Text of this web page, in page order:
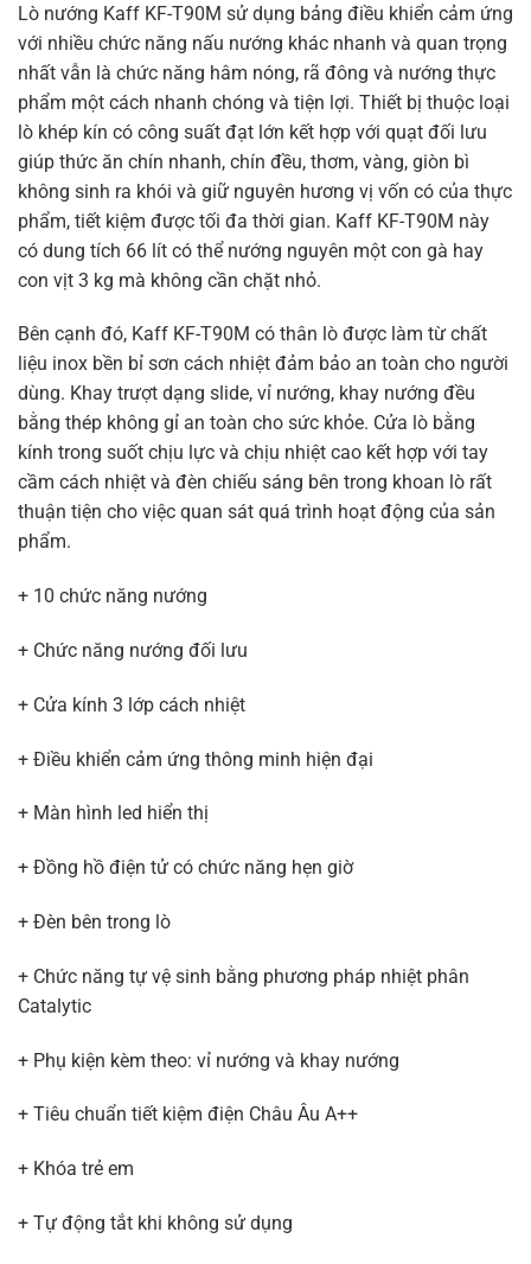
Lò nướng Kaff KF-T90M sử dụng bảng điều khiển cảm ứng
với nhiều chức năng nấu nướng khác nhanh và quan trọng
nhất vẫn là chức năng hâm nóng, rã đông và nướng thực
phẩm một cách nhanh chóng và tiện lợi. Thiết bị thuộc loại
lò khép kín có công suất đạt lớn kết hợp với quạt đối lưu
giúp thức ăn chín nhanh, chín đều, thơm, vàng, giòn bì
không sinh ra khói và giữ nguyên hương vị vốn có của thực
phẩm, tiết kiệm được tối đa thời gian. Kaff KF-T90M này
có dung tích 66 lít có thể nướng nguyên một con gà hay
con vịt 3 kg mà không cần chặt nhỏ.
Bên cạnh đó, Kaff KF-T90M có thân lò được làm từ chất
liệu inox bền bỉ sơn cách nhiệt đảm bảo an toàn cho người
dùng. Khay trượt dạng slide, vỉ nướng, khay nướng đều
bằng thép không gỉ an toàn cho sức khỏe. Cửa lò bằng
kính trong suốt chịu lực và chịu nhiệt cao kết hợp với tay
cầm cách nhiệt và đèn chiếu sáng bên trong khoan lò rất
thuận tiện cho việc quan sát quá trình hoạt động của sản
phẩm.
+ 10 chức năng nướng
+ Chức năng nướng đối lưu
+ Cửa kính 3 lớp cách nhiệt
+ Điều khiển cảm ứng thông minh hiện đại
+ Màn hình led hiển thị
+ Đồng hồ điện tử có chức năng hẹn giờ
+ Đèn bên trong lò
+ Chức năng tự vệ sinh bằng phương pháp nhiệt phân
Catalytic
+ Phụ kiện kèm theo: vỉ nướng và khay nướng
+ Tiêu chuẩn tiết kiệm điện Châu Âu A++
+ Khóa trẻ em
+ Tự động tắt khi không sử dụng